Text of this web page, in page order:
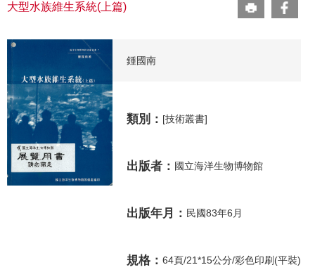
大型水族維生系統(上篇)
鍾國南
類別： [技術叢書]
出版者： 國立海洋生物博物館
出版年月： 民國83年6月
規格： 64頁/21*15公分/彩色印刷(平裝)